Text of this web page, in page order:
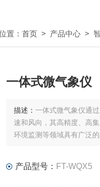
置： 首页 > 产品中心 >
一体式微气象仪
描述： 一体式微气象仪通
速和风向，其高精度、高
环境监测等领域具有广泛的
产品型号： FT-WQX5